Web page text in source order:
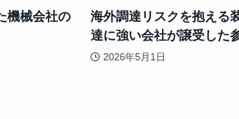
機械会社の
海外調達リスクを抱える
達に強い会社が譲受した
2026年5月1日